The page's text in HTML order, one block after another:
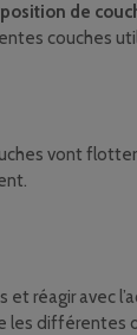
de
couches
vont
et réagir avec
les